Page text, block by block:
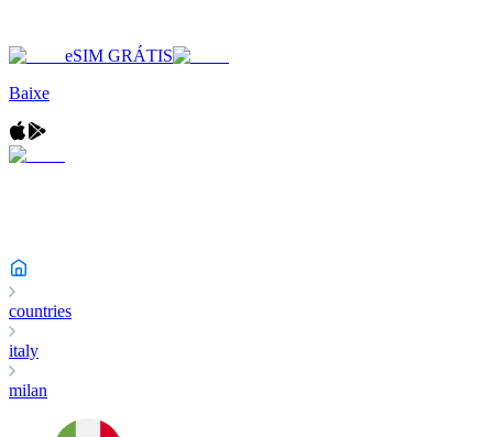
eSIM GRÁTIS
Baixe
countries
italy
milan